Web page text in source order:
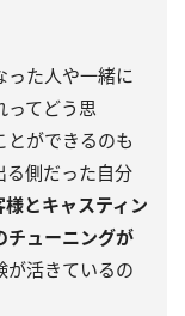
った人や一緒に
ってどう思
とができるのも
る側だった自分
様とキャスティン
チューニングが
が活きているの